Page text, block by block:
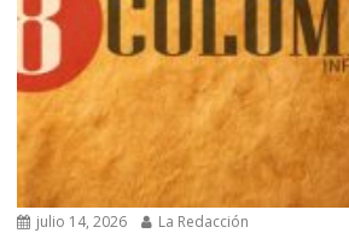
julio 14, 2026 La Redacción